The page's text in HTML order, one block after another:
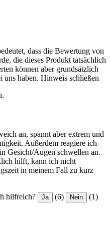
dass die Bewertung von
die dieses Produkt tatsächlich
können aber grundsätzlich
uns haben. Hinweis schließen
an, spannt aber extrem und
Außerdem reagiere ich
Gesicht/Augen schwellen an.
hilft, kann ich nicht
in meinem Fall zu kurz
hilfreich? Ja (6) Nein (1)